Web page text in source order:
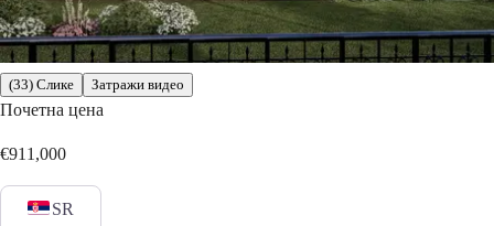
(33) Слике Затражи видео
Почетна цена
€911,000
SR